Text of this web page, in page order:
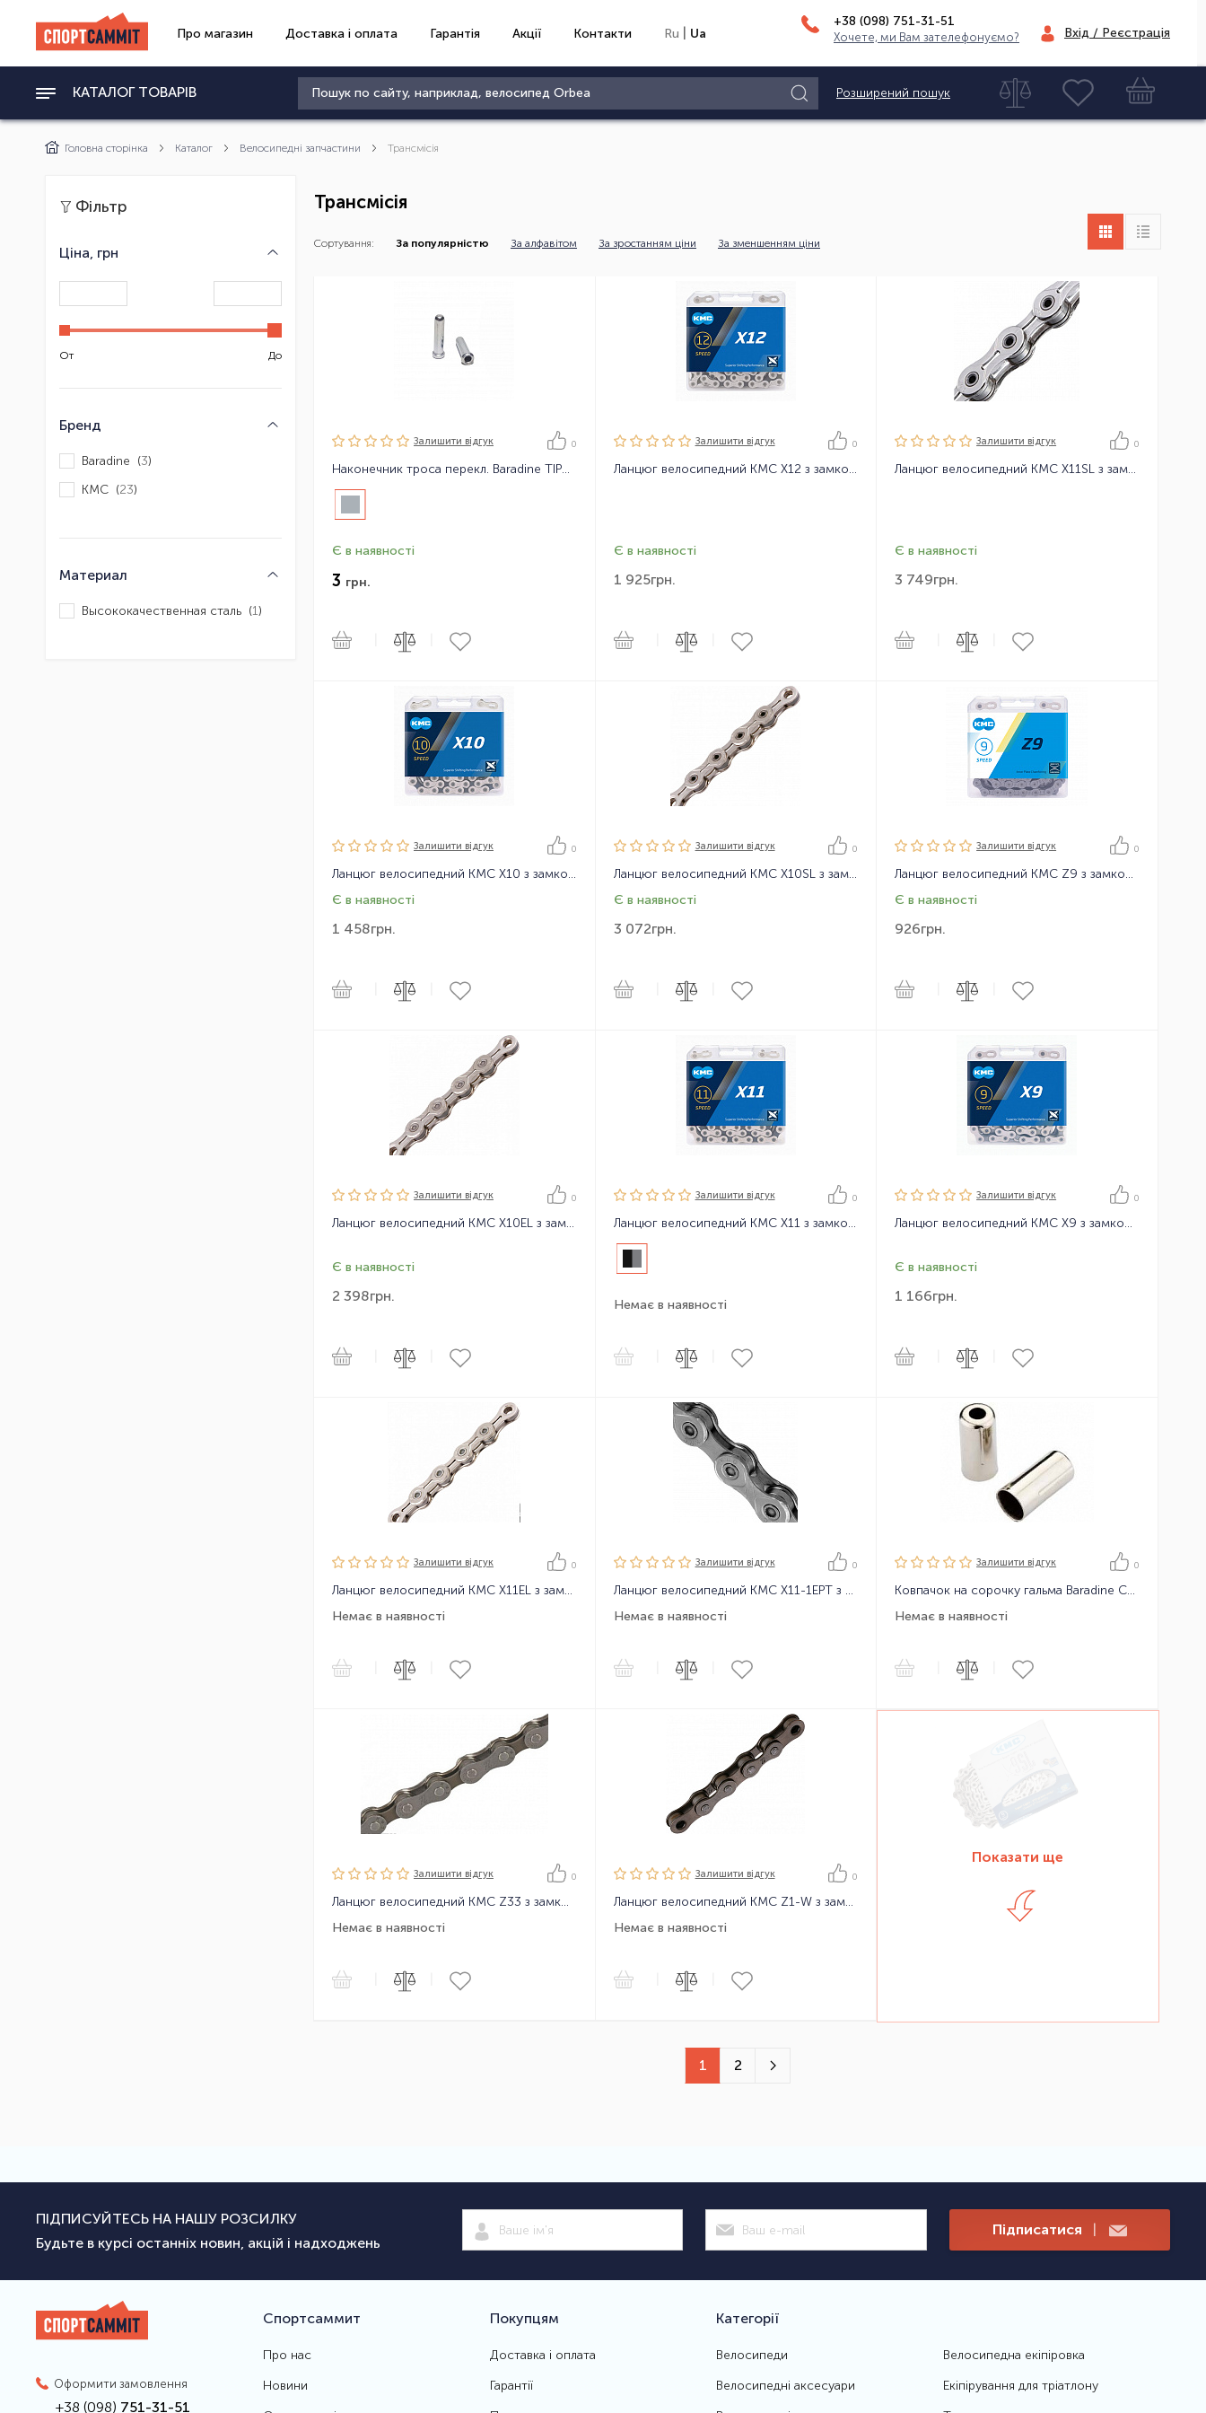
Про магазин Доставка і оплата Гарантія Акції Контакти Ru Ua
+38 (098) 751-31-51
Хочете, ми Вам зателефонуємо? Вхід / Реєстрація
КАТАЛОГ ТОВАРІВ Розширений пошук
Головна сторінка Каталог Велосипедні запчастини Трансмісія
Фільтр
Ціна, грн
От До
Бренд
Baradine (3)
KMC (23)
Материал
Высококачественная сталь (1)
Трансмісія
Сортування: За популярністю За алфавітом За зростанням ціни За зменшенням ціни
Залишити вiдгук 0
Наконечник троса перекл. Baradine TIPDA01S 1,2мм, 1шт/уп-600шт
Є в наявності
3 грн.
Залишити вiдгук 0
Ланцюг велосипедний KMC X12 з замком, 126 ланок, 12 зірок
Є в наявності
1 925грн.
Залишити вiдгук 0
Ланцюг велосипедний KMC X11SL з замком, 114 ланок, 11 зірок
Є в наявності
3 749грн.
Залишити вiдгук 0
Ланцюг велосипедний KMC X10 з замком, 116 ланок, 10 зірок
Є в наявності
1 458грн.
Залишити вiдгук 0
Ланцюг велосипедний KMC X10SL з замком, 114 ланок, 10 зірок
Є в наявності
3 072грн.
Залишити вiдгук 0
Ланцюг велосипедний KMC Z9 з замком, 116 ланок, 9 зірок
Є в наявності
926грн.
Залишити вiдгук 0
Ланцюг велосипедний KMC X10EL з замком, 116 ланок, 10 зірок
Є в наявності
2 398грн.
Залишити вiдгук 0
Ланцюг велосипедний KMC X11 з замком, 114 ланок, 11 зірок
Немає в наявності
Залишити вiдгук 0
Ланцюг велосипедний KMC X9 з замком, 116 ланок, 9 зірок
Є в наявності
1 166грн.
Залишити вiдгук 0
Ланцюг велосипедний KMC X11EL з замком, 116 ланок, 11 зірок
Немає в наявності
Залишити вiдгук 0
Ланцюг велосипедний KMC X11-1EPT з замком, 118 ланок
Немає в наявності
Залишити вiдгук 0
Ковпачок на сорочку гальма Baradine CAPBC01 5mm, 1шт
Немає в наявності
Залишити вiдгук 0
Ланцюг велосипедний KMC Z33 з замком, 116 ланок, 6 зірок
Немає в наявності
Залишити вiдгук 0
Ланцюг велосипедний KMC Z1-W з замком, 112 ланок, 1 зірка
Немає в наявності
Показати ще
1 2
ПІДПИСУЙТЕСЬ НА НАШУ РОЗСИЛКУ
Будьте в курсі останніх новин, акцій і надходжень
Підписатися |
Оформити замовлення
+38 (098) 751-31-51
Спортсаммит
Про нас
Новини
Покупцям
Доставка і оплата
Гарантії
Категорії
Велосипеди
Велосипедні аксесуари
Велосипедна екіпіровка
Екіпірування для тріатлону